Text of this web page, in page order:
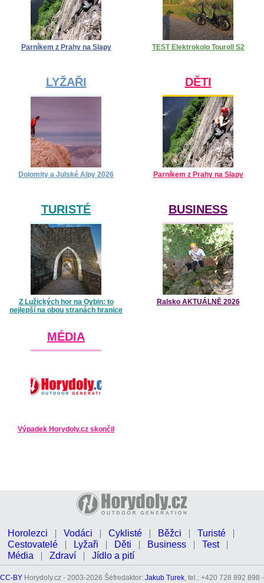
Parníkem z Prahy na Slapy TEST Elektrokolo Touroll S2
LYŽAŘI
Dolomity a Julské Alpy 2026
DĚTI
Parníkem z Prahy na Slapy
TURISTÉ
Z Lužických hor na Oybin: to
nejlepší na obou stranách hranice
BUSINESS
Ralsko AKTUÁLNĚ 2026
MÉDIA
Výpadek Horydoly.cz skončil
Horolezci Vodáci Cyklisté Běžci
Turisté
Cestovatelé
Lyžaři Děti Business
Test
Média
Zdraví Jídlo a pití
CC-BY Horydoly.cz - 2003-2026 Šéfredaktor: Jakub Turek , tel.: +420 728 892 898 -